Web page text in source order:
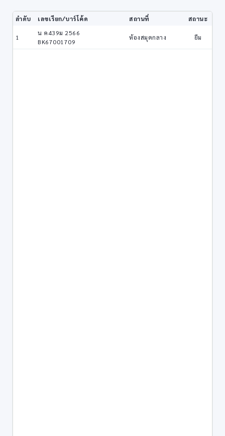
ลำดับ เลขเรียก/บาร์โค้ด สถานที่ สถานะ
1
น ค439ม 2566
BK67001709
ห้องสมุดกลาง ยืม